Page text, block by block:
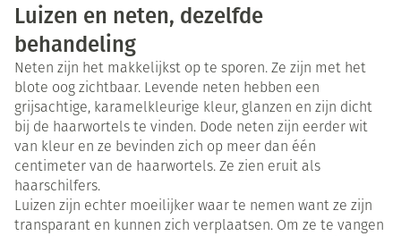
Luizen en neten, dezelfde
behandeling
Neten zijn het makkelijkst op te sporen. Ze zijn met het
blote oog zichtbaar. Levende neten hebben een
grijsachtige, karamelkleurige kleur, glanzen en zijn dicht
bij de haarwortels te vinden. Dode neten zijn eerder wit
van kleur en ze bevinden zich op meer dan één
centimeter van de haarwortels. Ze zien eruit als
haarschilfers.
Luizen zijn echter moeilijker waar te nemen want ze zijn
transparant en kunnen zich verplaatsen. Om ze te vangen